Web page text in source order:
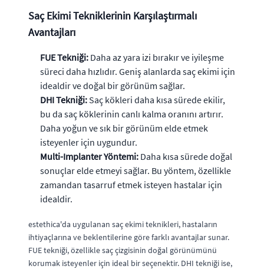
Saç Ekimi Tekniklerinin Karşılaştırmalı
Avantajları
FUE Tekniği: Daha az yara izi bırakır ve iyileşme
süreci daha hızlıdır. Geniş alanlarda saç ekimi için
idealdir ve doğal bir görünüm sağlar.
DHI Tekniği: Saç kökleri daha kısa sürede ekilir,
bu da saç köklerinin canlı kalma oranını artırır.
Daha yoğun ve sık bir görünüm elde etmek
isteyenler için uygundur.
Multi-Implanter Yöntemi: Daha kısa sürede doğal
sonuçlar elde etmeyi sağlar. Bu yöntem, özellikle
zamandan tasarruf etmek isteyen hastalar için
idealdir.
estethica'da uygulanan saç ekimi teknikleri, hastaların
ihtiyaçlarına ve beklentilerine göre farklı avantajlar sunar.
FUE tekniği, özellikle saç çizgisinin doğal görünümünü
korumak isteyenler için ideal bir seçenektir. DHI tekniği ise,